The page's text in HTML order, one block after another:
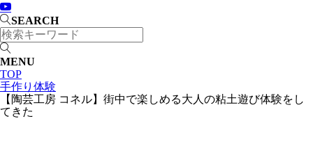
SEARCH
MENU
TOP
手作り体験
【陶芸工房 コネル】街中で楽しめる大人の粘土遊び体験をし
てきた